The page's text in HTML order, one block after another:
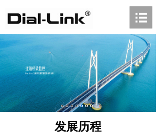
发展历程